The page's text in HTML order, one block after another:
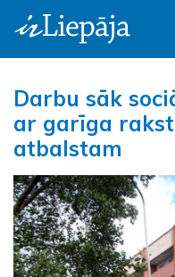
Darbu sāk
ar garīga
atbalstam